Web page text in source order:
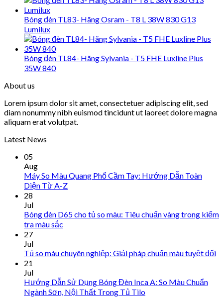
Bóng đèn TL83- Hãng Osram - T8 L 38W 830 G13
Lumilux
Bóng đèn TL84- Hãng Sylvania - T5 FHE Luxline Plus
35W 840
About us
Lorem ipsum dolor sit amet, consectetuer adipiscing elit, sed
diam nonummy nibh euismod tincidunt ut laoreet dolore magna
aliquam erat volutpat.
Latest News
05
Aug
Máy So Màu Quang Phổ Cầm Tay: Hướng Dẫn Toàn
Diện Từ A-Z
28
Jul
Bóng đèn D65 cho tủ so màu: Tiêu chuẩn vàng trong kiểm
tra màu sắc
27
Jul
Tủ so màu chuyên nghiệp: Giải pháp chuẩn màu tuyệt đối
21
Jul
Hướng Dẫn Sử Dụng Bóng Đèn Inca A: So Màu Chuẩn
Ngành Sơn, Nội Thất Trong Tủ Tilo